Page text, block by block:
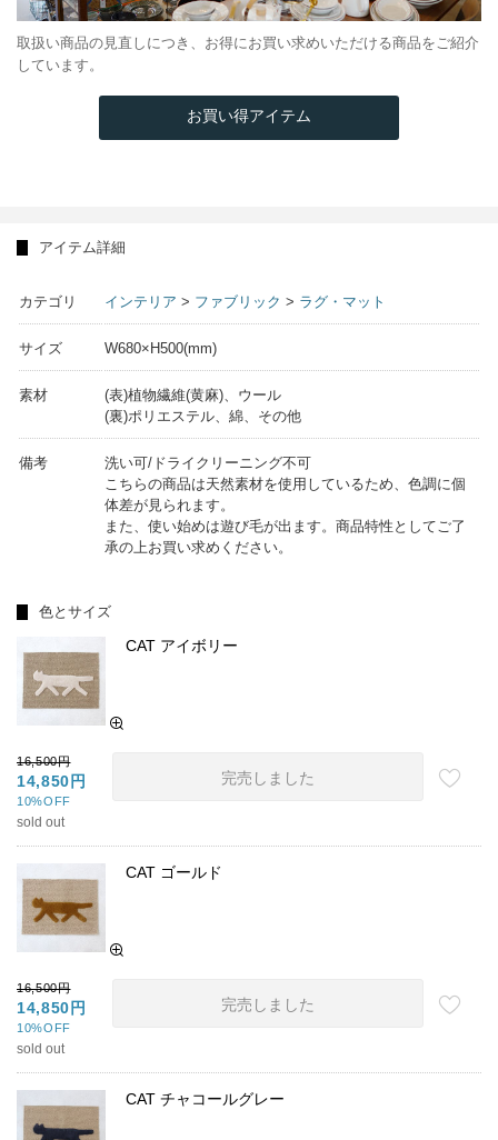
取扱い商品の見直しにつき、お得にお買い求めいただける商品をご紹介
しています。
お買い得アイテム
アイテム詳細
カテゴリ インテリア > ファブリック > ラグ・マット
サイズ W680×H500(mm)
素材
(表)植物繊維(黄麻)、ウール
(裏)ポリエステル、綿、その他
備考
洗い可/ドライクリーニング不可
こちらの商品は天然素材を使用しているため、色調に個
体差が見られます。
また、使い始めは遊び毛が出ます。商品特性としてご了
承の上お買い求めください。
色とサイズ
CAT アイボリー
16,500円
14,850円
10%OFF
sold out
完売しました
CAT ゴールド
16,500円
14,850円
10%OFF
sold out
完売しました
CAT チャコールグレー